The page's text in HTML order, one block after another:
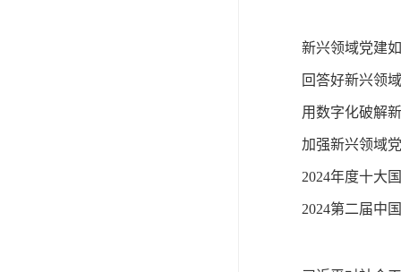
新兴领域党建
回答好新兴领
用数字化破解
加强新兴领域
2024年度十大
2024第二届中